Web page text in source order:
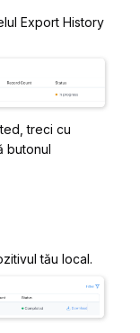
Export History
, treci cu
butonul
tău local.